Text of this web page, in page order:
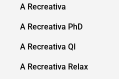
A Recreativa
A Recreativa PhD
A Recreativa QI
A Recreativa Relax